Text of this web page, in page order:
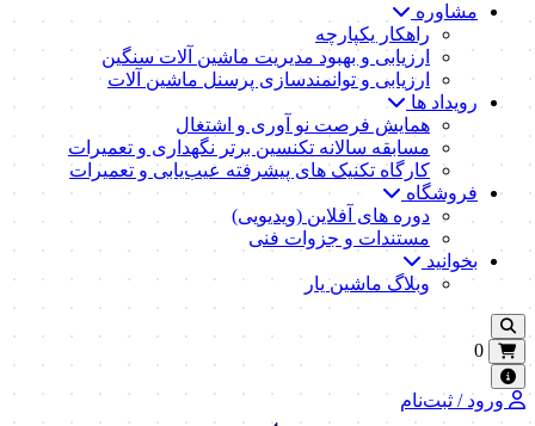
مشاوره
راهکار یکپارچه
ارزیابی و بهبود مدیریت ماشین آلات سنگین
ارزیابی و توانمندسازی پرسنل ماشین آلات
رویداد ها
همایش فرصت نو آوری و اشتغال
مسابقه سالانه تکنسین برتر نگهداری و تعمیرات
کارگاه تکنیک‌ های پیشرفته عیب‌یابی و تعمیرات
فروشگاه
دوره های آفلاین (ویدیویی)
مستندات و جزوات فنی
بخوانید
وبلاگ ماشین یار
0
ورود / ثبت‌نام